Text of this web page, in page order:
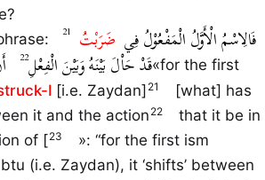
فَالِاسْمُ الْأَوَّلُ الْمَفْعُوْلُ فِي ضَرَبْتُ
قَدْ حَاْلَ بَيْنَهُ وَبَيْنَ الْفِعْلِ for the first
I [i.e. Zaydan]
[what] has
it and the action
that it be in
of [
: “for the first ism
(i.e. Zaydan), it ‘shifts’ between